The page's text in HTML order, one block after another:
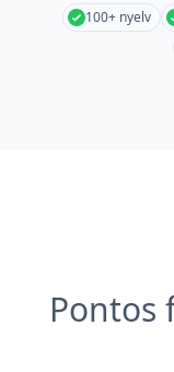
100+ nyelv
Pontos